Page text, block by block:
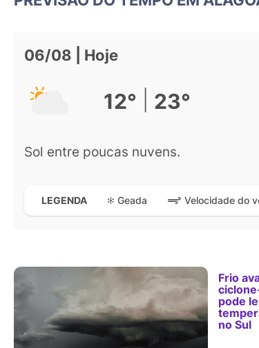
06/08 | Hoje
12° 23°
Sol entre poucas nuvens.
LEGENDA Geada Velocidade do
Frio
pode
no Sul